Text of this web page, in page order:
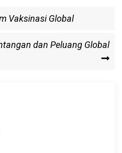
Vaksinasi Global
dan Peluang Global